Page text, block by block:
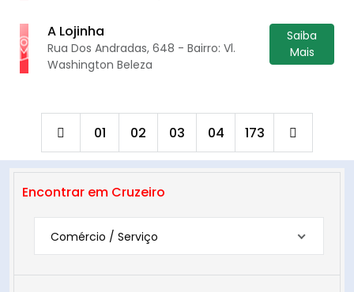
A Lojinha
Rua Dos Andradas, 648 - Bairro: Vl.
Washington Beleza
Saiba
Mais
01 02 03 04 173
Encontrar em Cruzeiro
Comércio / Serviço